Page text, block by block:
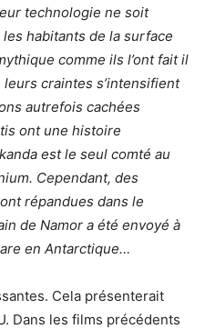
technologie ne soit
habitants de la surface
comme ils l’ont fait il
leurs craintes s’intensifient
autrefois cachées
ont une histoire
est le seul comté au
Cependant, des
répandues dans le
de Namor a été envoyé à
en Antarctique…
Cela présenterait
Dans les films précédents